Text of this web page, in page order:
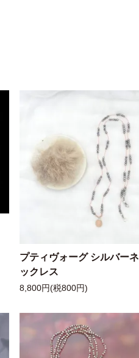
プティヴォーグ シルバーネ
ックレス
8,800円(税800円)